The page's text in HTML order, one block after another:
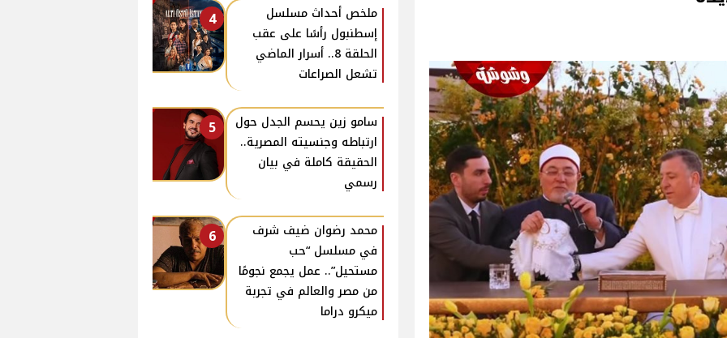
4
ملخص أحداث مسلسل
إسطنبول رأسًا على عقب
الحلقة 8.. أسرار الماضي
تشعل الصراعات
5
سامو زين يحسم الجدل حول
ارتباطه وجنسيته المصرية..
الحقيقة كاملة في بيان
رسمي
6
محمد رضوان ضيف شرف
في مسلسل “حب
مستحيل”.. عمل يجمع نجومًا
من مصر والعالم في تجربة
ميكرو دراما